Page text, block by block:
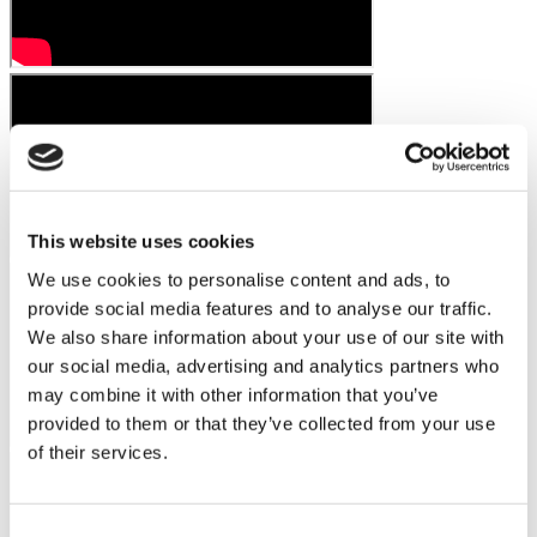
This website uses cookies
We use cookies to personalise content and ads, to
provide social media features and to analyse our traffic.
We also share information about your use of our site with
our social media, advertising and analytics partners who
may combine it with other information that you’ve
provided to them or that they’ve collected from your use
of their services.